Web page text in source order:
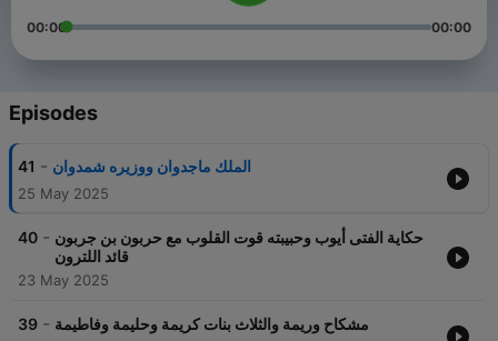
00:00 00:00
Episodes
41 - الملك ماجدوان ووزيره شمدوان
25 May 2025
40 - حكاية الفتى أيوب وحبيبته قوت القلوب مع حربون بن جربون
قائد اللترون
23 May 2025
39 - مشكاح وريمة والثلاث بنات كريمة وحليمة وفاطيمة